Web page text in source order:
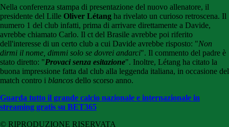
Nella conferenza stampa di presentazione del nuovo allenatore, il
presidente del Lille Oliver Létang ha rivelato un curioso retroscena. Il
numero 1 del club infatti, prima di arrivare direttamente a Davide,
avrebbe chiamato Carlo. Il ct del Brasile avrebbe poi riferito
dell'interesse di un certo club a cui Davide avrebbe risposto: "Non
dirmi il nome, dimmi solo se dovrei andarci". Il commento del padre è
stato diretto: "Provaci senza esitazione". Inoltre, Létang ha citato la
buona impressione fatta dal club alla leggenda italiana, in occasione del
match contro i blancos dello scorso anno.
Guarda tutto il grande calcio nazionale e internazionale in
streaming gratis su BET365
© RIPRODUZIONE RISERVATA